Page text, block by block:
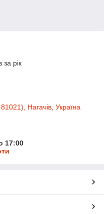
за рік
Нагачів, Україна
17:00